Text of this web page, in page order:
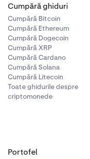
Cumpără ghiduri
Cumpără Bitcoin
Cumpără Ethereum
Cumpără Dogecoin
Cumpără XRP
Cumpără Cardano
Cumpără Solana
Cumpără Litecoin
Toate ghidurile despre
criptomonede
Portofel